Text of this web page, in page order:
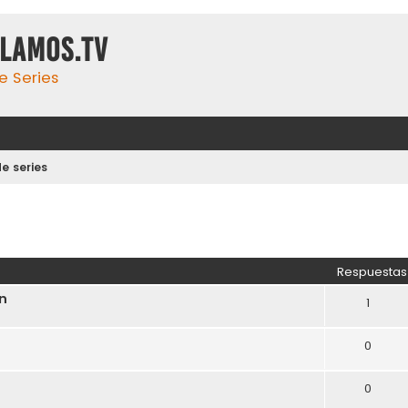
Series
series
Respuestas
1
0
0